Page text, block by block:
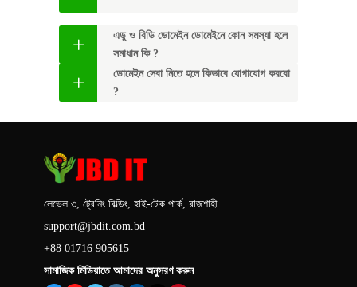
এডু ও বিডি ডোমেইন ডোমেইনে কোন সমস্যা হলে
সমাধান কি ?
ডোমেইন সেবা নিতে হলে কিভাবে যোগাযোগ করবো
?
লেভেল ৩, ট্রেনিং বিল্ডিং, হাই-টেক পার্ক, রাজশাহী
support@jbdit.com.bd
+88 01716 905615
সামাজিক মিডিয়াতে আমাদের অনুসরণ করুন